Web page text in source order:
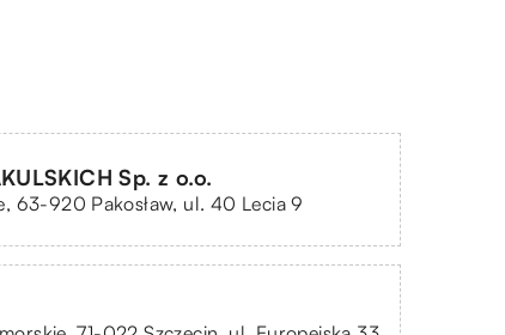
Sp. z o.o.
63-920 Pakosław, ul. 40 Lecia 9